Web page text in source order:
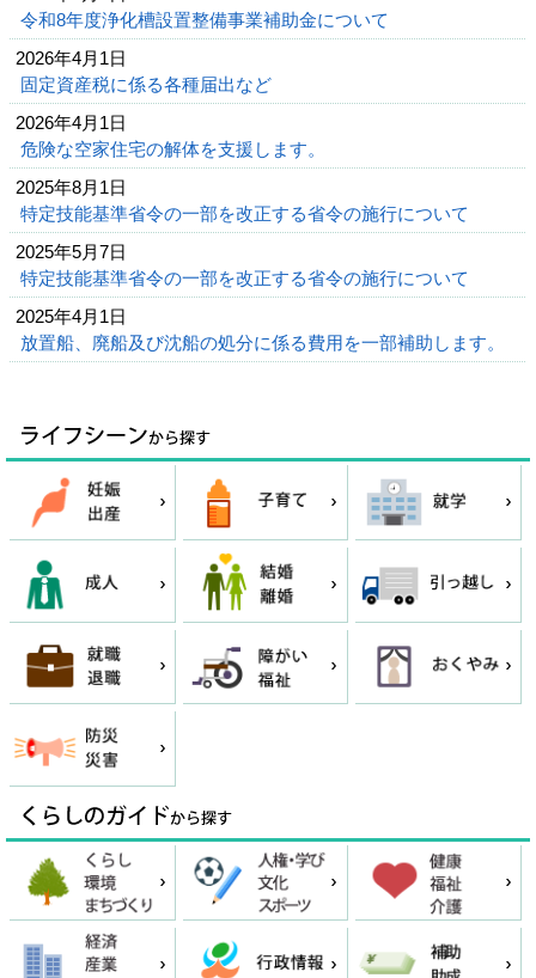
令和8年度浄化槽設置整備事業補助金について
2026年4月1日
固定資産税に係る各種届出など
2026年4月1日
危険な空家住宅の解体を支援します。
2025年8月1日
特定技能基準省令の一部を改正する省令の施行について
2025年5月7日
特定技能基準省令の一部を改正する省令の施行について
2025年4月1日
放置船、廃船及び沈船の処分に係る費用を一部補助します。